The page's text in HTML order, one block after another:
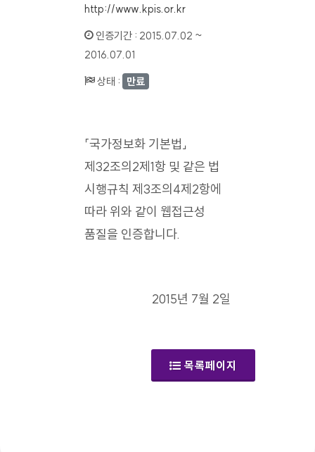
http://www.kpis.or.kr
인증기간 : 2015.07.02 ~
2016.07.01
상태 : 만료
「국가정보화 기본법」
제32조의2제1항 및 같은 법
시행규칙 제3조의4제2항에
따라 위와 같이 웹접근성
품질을 인증합니다.
2015년 7월 2일
목록페이지